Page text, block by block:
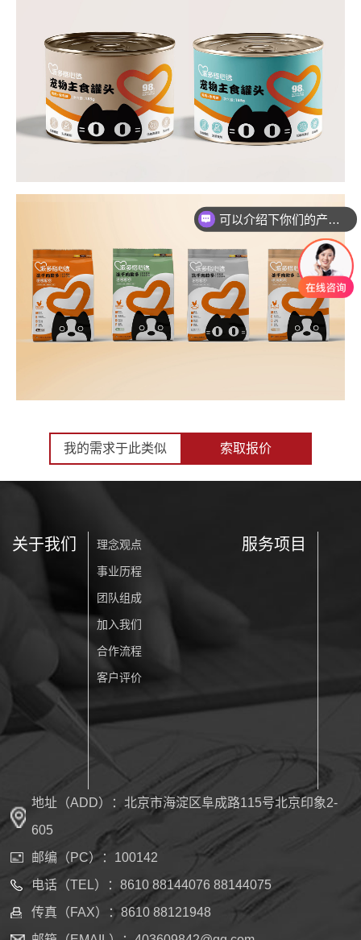
我的需求于此类似 索取报价
关于我们 理念观点
事业历程
团队组成
加入我们
合作流程
客户评价
服务项目
地址（ADD）：北京市海淀区阜成路115号北京印象2-
605
邮编（PC）：100142
电话（TEL）：8610 88144076 88144075
传真（FAX）：8610 88121948